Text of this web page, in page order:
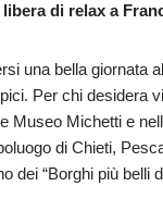
di relax a
una bella giornata
Per chi desidera
Museo Michetti e
di Chieti,
dei “Borghi più belli